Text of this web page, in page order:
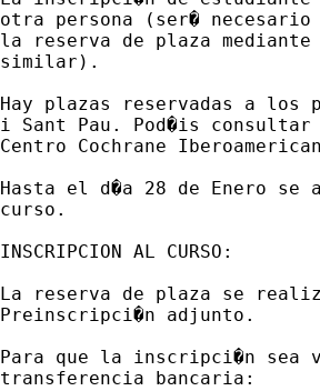
otra persona (ser�
la reserva de plaza
similar).
Hay plazas reservadas a
i Sant Pau. Pod�is
Centro Cochrane
Hasta el d�a 28 de Enero
curso.
INSCRIPCION AL CURSO:
La reserva de plaza se
Preinscripci�n adjunto.
Para que la inscripci�n sea
transferencia bancaria: